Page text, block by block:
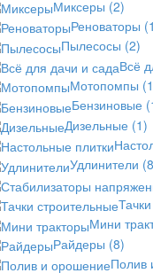
Миксеры (2)
Реноваторы
Пылесосы (2)
Всё
Мотопомпы
Бензиновые
Дизельные (1)
Удлинители
Мини
Райдеры (8)
Полив